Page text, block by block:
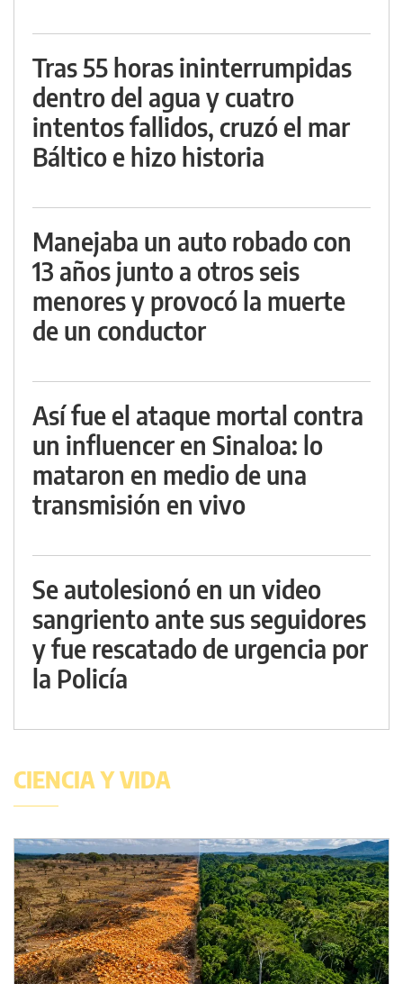
Tras 55 horas ininterrumpidas
dentro del agua y cuatro
intentos fallidos, cruzó el mar
Báltico e hizo historia
Manejaba un auto robado con
13 años junto a otros seis
menores y provocó la muerte
de un conductor
Así fue el ataque mortal contra
un influencer en Sinaloa: lo
mataron en medio de una
transmisión en vivo
Se autolesionó en un video
sangriento ante sus seguidores
y fue rescatado de urgencia por
la Policía
CIENCIA Y VIDA